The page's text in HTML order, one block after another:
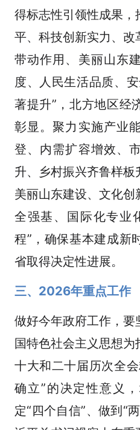
得标志性引领性成果
平、科技创新实力、改
带动作用、美丽山东
度、人民生活品质、
著提升”，北方地区经
彰显。聚力实施产业
登、内需扩容增效、
升、乡村振兴齐鲁样板
美丽山东建设、文化
全强基、国际化专业
程”，确保基本建成新
省取得决定性进展。
三、2026年重点工作
做好今年政府工作，要
国特色社会主义思想
十大和二十届历次全
确立”的决定性意义
定“四个自信”、做到“